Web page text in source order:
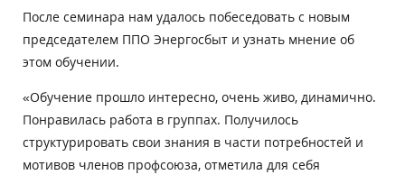
После семинара нам удалось побеседовать с новым
председателем ППО Энергосбыт и узнать мнение об
этом обучении.
«Обучение прошло интересно, очень живо, динамично.
Понравилась работа в группах. Получилось
структурировать свои знания в части потребностей и
мотивов членов профсоюза, отметила для себя